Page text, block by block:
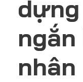
nhân